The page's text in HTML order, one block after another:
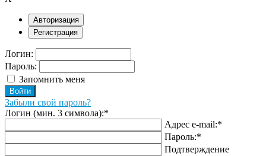
Авторизация
Регистрация
Логин:
Пароль:
Запомнить меня
Забыли свой пароль?
Логин (мин. 3 символа):*
Адрес e-mail:*
Пароль:*
Подтверждение